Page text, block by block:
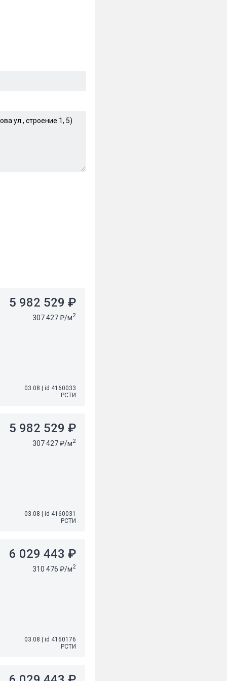
5 982 529 ₽
307 427 ₽/м2
03.08 | id 4160033
РСТИ
5 982 529 ₽
307 427 ₽/м2
03.08 | id 4160031
РСТИ
6 029 443 ₽
310 476 ₽/м2
03.08 | id 4160176
РСТИ